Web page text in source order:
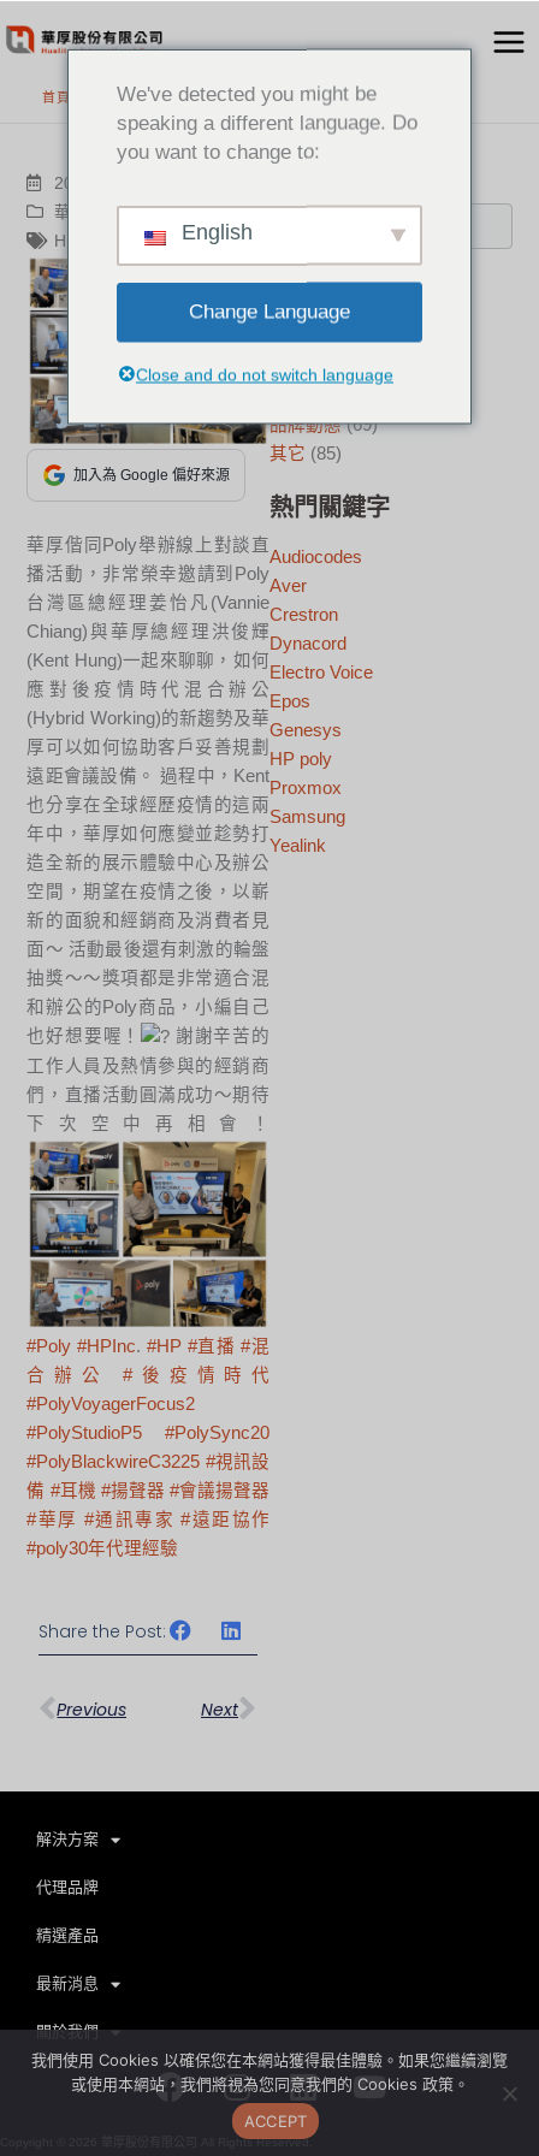
至
首頁 最新消息
2022-10-28
華厚觀點,品牌動態
HP Poly
加入為 Google 偏好來源
華厚偕同Poly舉辦線上對談直
播活動，非常榮幸邀請到Poly
台灣區總經理姜怡凡(Vannie
Chiang)與華厚總經理洪俊輝
(Kent Hung)一起來聊聊，如何
應對後疫情時代混合辦公
(Hybrid Working)的新趨勢及華
厚可以如何協助客戶妥善規劃
遠距會議設備。 過程中，Kent
也分享在全球經歷疫情的這兩
年中，華厚如何應變並趁勢打
造全新的展示體驗中心及辦公
空間，期望在疫情之後，以嶄
新的面貌和經銷商及消費者見
面～ 活動最後還有刺激的輪盤
抽獎～～獎項都是非常適合混
和辦公的Poly商品，小編自己
也好想要喔！
謝謝辛苦的
工作人員及熱情參與的經銷商
們，直播活動圓滿成功～期待
下次空中再相會！
#Poly #HPInc. #HP #直播 #混
合辦公
#後疫情時代
#PolyVoyagerFocus2
#PolyStudioP5
#PolySync20
#PolyBlackwireC3225 #視訊設
備 #耳機 #揚聲器 #會議揚聲器
#華厚 #通訊專家 #遠距協作
#poly30年代理經驗
Share the Post:
上一頁
Previous Next
下一篇
搜尋
分類
新聞中心(21)
成功案例
品牌動態(69)
其它 (85)
熱門關鍵字
Audiocodes
Aver
Crestron
Dynacord
Electro Voice
Epos
Genesys
HP poly
Proxmox
Samsung
Yealink
解決方案
代理品牌
精選產品
最新消息
關於我們
FacebookInstagram
LinkedinYoutube
華厚股份有限公司 All Rights Reserved.
We've detected you might be
speaking a different language. Do
you want to change to:
English
Change Language
Close and do not switch language
我們使用 Cookies 以確保您在本網站獲得最佳體驗。如果您繼續瀏覽
或使用本網站，我們將視為您同意我們的 Cookies 政策。
ACCEPT